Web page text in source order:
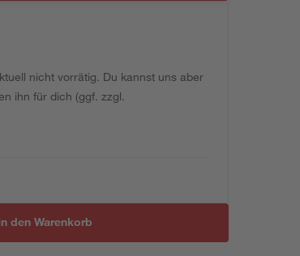
nicht vorrätig. Du kannst uns aber
ihn für dich (ggf. zzgl.
den Warenkorb